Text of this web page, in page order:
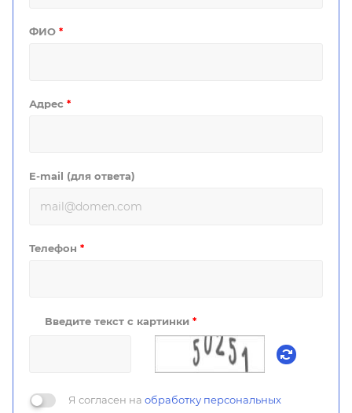
ФИО *
Адрес *
E-mail (для ответа)
Телефон *
Введите текст с картинки *
Я согласен на обработку персональных